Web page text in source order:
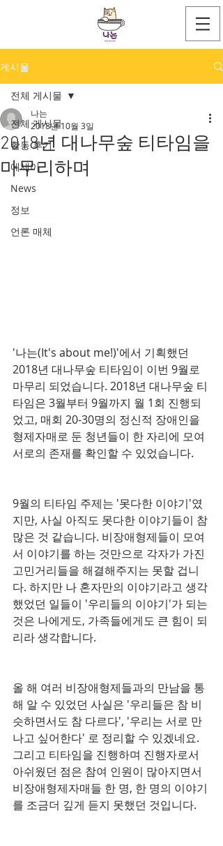
게시물
전체 게시물
활동 후기
에세이
News
정보
언론 매체
전체 게시물
2018년 대나무숲 티타임을
마무리하며
나는
2018년 10월 3일
'나는(It's about me!)'에서 기획했던
2018년 대나무숲 티타임이 이번 9월로
마무리 되었습니다. 2018년 대나무숲 티
타임은 3월부터 9월까지 월 1회 진행되
었고, 매회 20-30명의 정신적 장애인을
형제자매로 둔 청년들이 한 자리에 모여
서로의 존재를 확인할 수 있었습니다.
9월의 티타임 주제는 '못다한 이야기'였
지만, 사실 아직도 못다한 이야기들이 참
많은 것 같습니다. 비장애형제들이 모여
서 이야기를 하는 것만으로 각자가 가진
고민거리들을 해결해주지는 못할 겁니
다. 하지만 나 혼자만의 이야기라고 생각
했었던 일들이 '우리들의 이야기'가 되는
것은 나에게도, 가족들에게도 큰 힘이 되
리라 생각합니다.
올 해 여러 비장애형제들과의 만남을 통
해 알 수 있었던 사실은 '우리들은 참 비
슷하면서도 참 다르다', '우리는 서로 만
나고 싶어한다' 로 정리할 수 있겠네요.
그리고 티타임을 진행하며 진행자로서
아쉬웠던 점은 참여 인원이 많아지면서
비장애형제자매들 한 명, 한 명의 이야기
를 조금더 깊게 듣지 못했던 것입니다.